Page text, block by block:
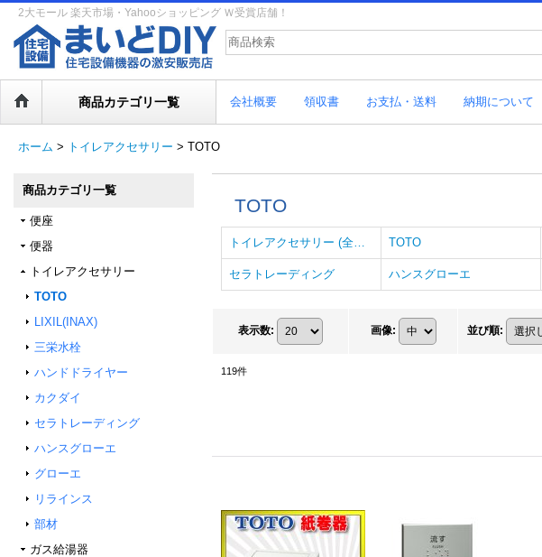
2大モール 楽天市場・Yahooショッピング Ｗ受賞店舗！
商品カテゴリ一覧 会社概要 領収書 お支払・送料 納期について
ホーム > トイレアクセサリー > TOTO
商品カテゴリ一覧
便座
便器
トイレアクセサリー
TOTO
LIXIL(INAX)
三栄水栓
ハンドドライヤー
カクダイ
セラトレーディング
ハンスグローエ
グローエ
リラインス
部材
ガス給湯器
TOTO
トイレアクセサリー (全商品) TOTO
セラトレーディング ハンスグローエ
表示数: 画像: 並び順:
119件